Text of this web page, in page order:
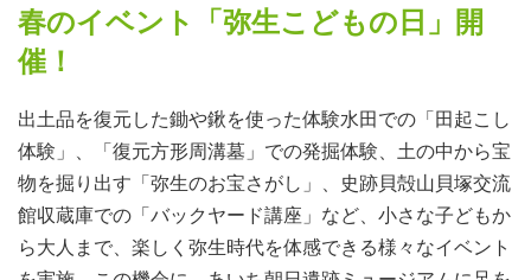
春のイベント「弥生こどもの日」開
催！
出土品を復元した鋤や鍬を使った体験水田での「田起こし
体験」、「復元方形周溝墓」での発掘体験、土の中から宝
物を掘り出す「弥生のお宝さがし」、史跡貝殻山貝塚交流
館収蔵庫での「バックヤード講座」など、小さな子どもか
ら大人まで、楽しく弥生時代を体感できる様々なイベント